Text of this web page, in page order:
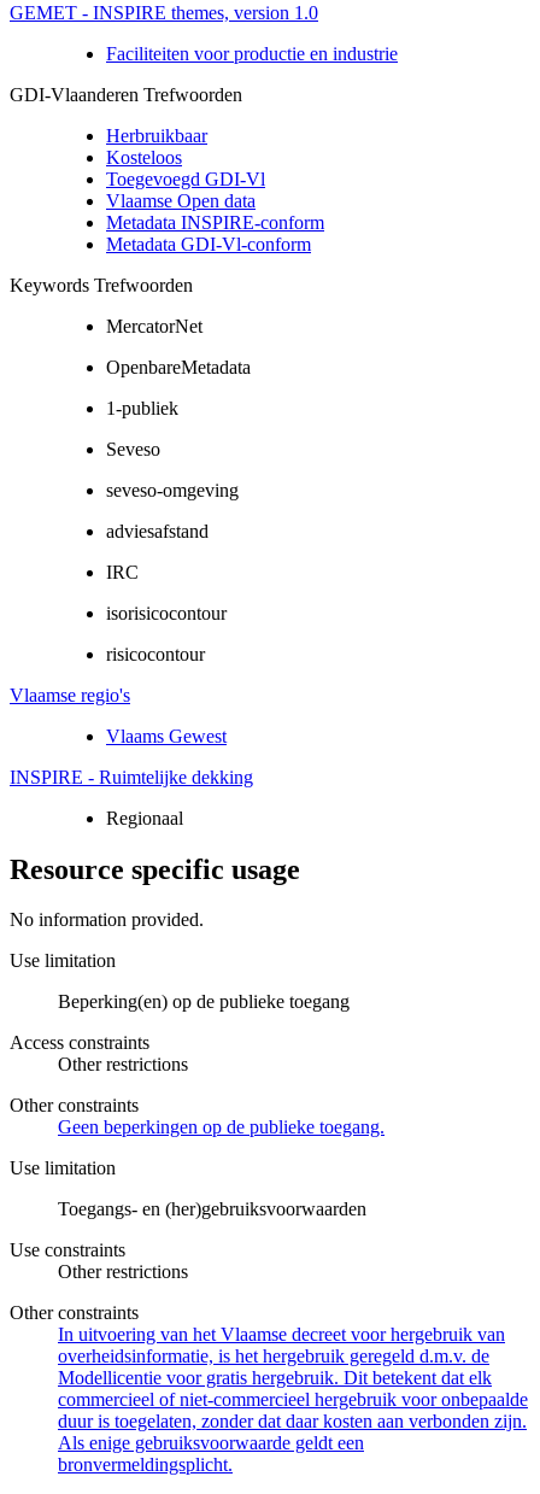
GEMET - INSPIRE themes, version 1.0
Faciliteiten voor productie en industrie
GDI-Vlaanderen Trefwoorden
Herbruikbaar
Kosteloos
Toegevoegd GDI-Vl
Vlaamse Open data
Metadata INSPIRE-conform
Metadata GDI-Vl-conform
Keywords Trefwoorden
MercatorNet
OpenbareMetadata
1-publiek
Seveso
seveso-omgeving
adviesafstand
IRC
isorisicocontour
risicocontour
Vlaamse regio's
Vlaams Gewest
INSPIRE - Ruimtelijke dekking
Regionaal
Resource specific usage
No information provided.
Use limitation
Beperking(en) op de publieke toegang
Access constraints
Other restrictions
Other constraints
Geen beperkingen op de publieke toegang.
Use limitation
Toegangs- en (her)gebruiksvoorwaarden
Use constraints
Other restrictions
Other constraints
In uitvoering van het Vlaamse decreet voor hergebruik van
overheidsinformatie, is het hergebruik geregeld d.m.v. de
Modellicentie voor gratis hergebruik. Dit betekent dat elk
commercieel of niet-commercieel hergebruik voor onbepaalde
duur is toegelaten, zonder dat daar kosten aan verbonden zijn.
Als enige gebruiksvoorwaarde geldt een
bronvermeldingsplicht.